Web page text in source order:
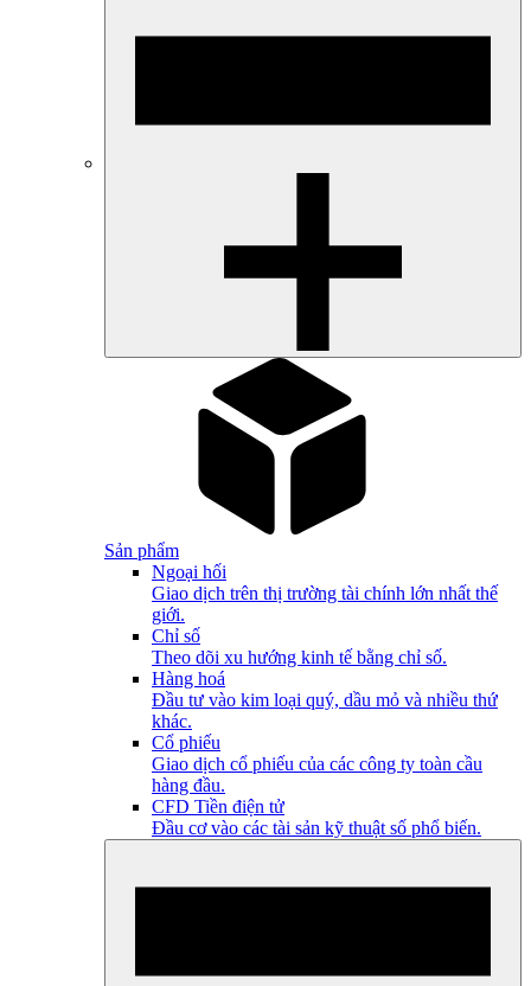
Sản phẩm
Ngoại hối
Giao dịch trên thị trường tài chính lớn nhất thế
giới.
Chỉ số
Theo dõi xu hướng kinh tế bằng chỉ số.
Hàng hoá
Đầu tư vào kim loại quý, dầu mỏ và nhiều thứ
khác.
Cổ phiếu
Giao dịch cổ phiếu của các công ty toàn cầu
hàng đầu.
CFD Tiền điện tử
Đầu cơ vào các tài sản kỹ thuật số phổ biến.